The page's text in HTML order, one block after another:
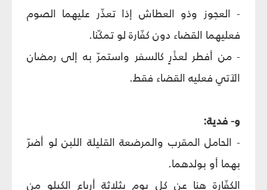
- العجوز وذو العطاش إذا تعذّر عليهما الصوم
فعليهما القضاء دون كفّارة لو تمكّنا.
- من أفطر لعذْرٍ كالسفر واستمرّ به إلى رمضان
الآتي فعليه القضاء فقط.
و- فدية:
- الحامل المقرب والمرضعة القليلة اللبن لو أضرّ
بهما أو بولدهما.
الكفّارة هنا عن كل يوم بثلاثة أرباع الكيلو من